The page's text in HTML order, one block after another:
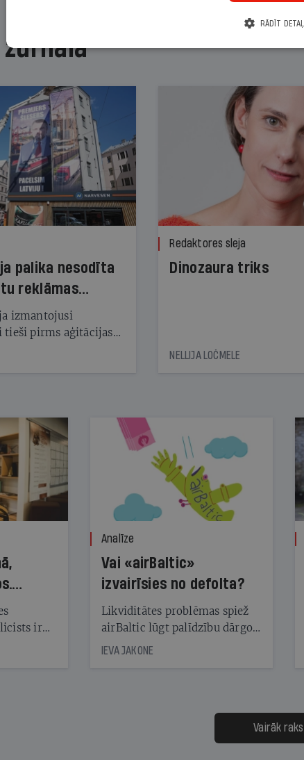
palika nesodīta
reklāmas
izmantojusi
tieši pirms aģitācijas
summu, kas
Redaktores sleja
Dinozaura triks
NELLIJA LOČMELE
ir
kapos.
Analīze
Vai «airBaltic»
izvairīsies no defolta?
Likviditātes problēmas spiež
airBaltic lūgt palīdzību dārgo
obligāciju turētājiem, taču
samaksāt augstos procentus,
kas jāpārskaita jau trīs dienas
pirms nākamās sapulces
IEVA JAKONE
Vairāk
RĀDĪT